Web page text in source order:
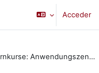
Acceder
Neue Selbstlernkurse: Anwendungszentrum (AWZ) E-Learning launcht Studienbausteine-Plattform